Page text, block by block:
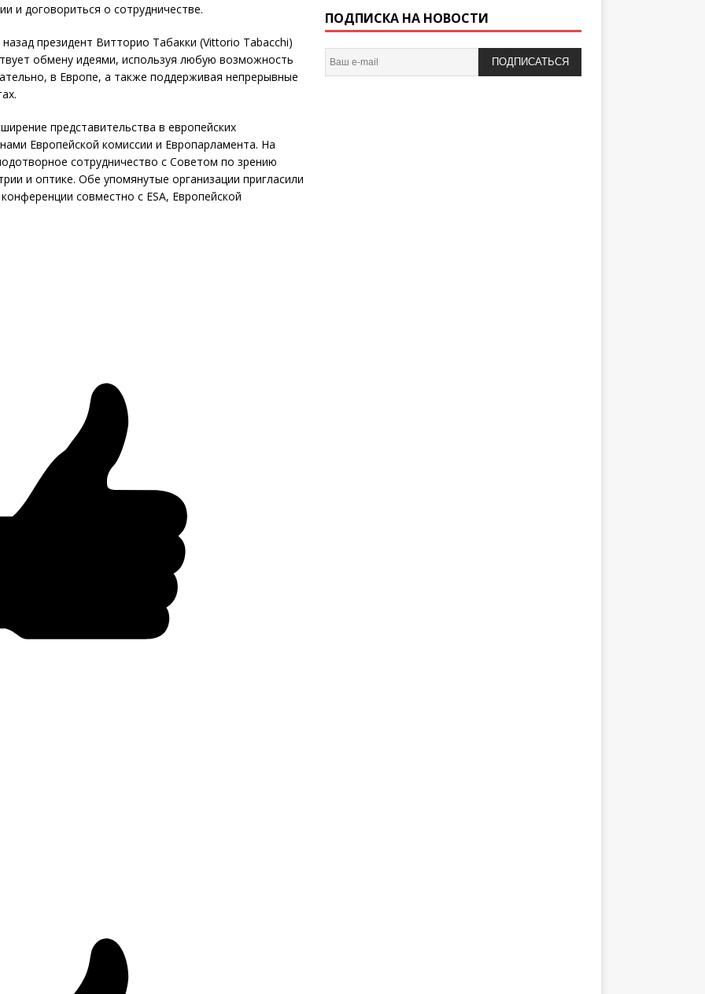
и договориться о сотрудничестве.
президент Витторио Табакки (Vittorio Tabacchi)
обмену идеями, используя любую возможность
в Европе, а также поддерживая непрерывные
представительства в европейских
Европейской комиссии и Европарламента. На
сотрудничество с Советом по зрению
и оптике. Обе упомянутые организации пригласили
совместно с ESA, Европейской
ПОДПИСКА НА НОВОСТИ
ПОДПИСАТЬСЯ